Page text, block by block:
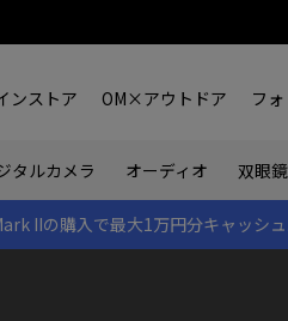
ンストア OM×アウトドア フ
タルカメラ オーディオ 双眼鏡
IIの購入で最大1万円分キャッシュ